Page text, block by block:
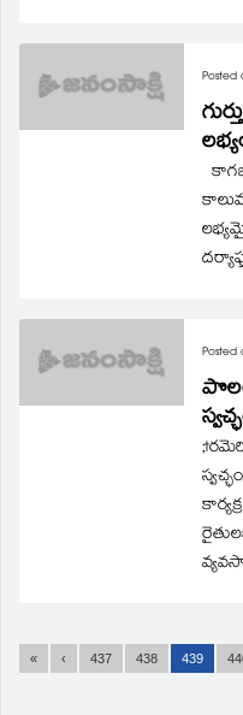
Posted
Posted
« ‹ 437 438 439